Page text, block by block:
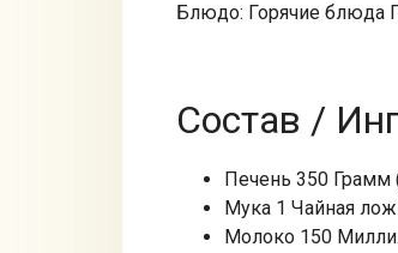
Блюдо: Горячие блюда
Состав /
Печень 350 Грамм
Мука 1 Чайная
Молоко 150